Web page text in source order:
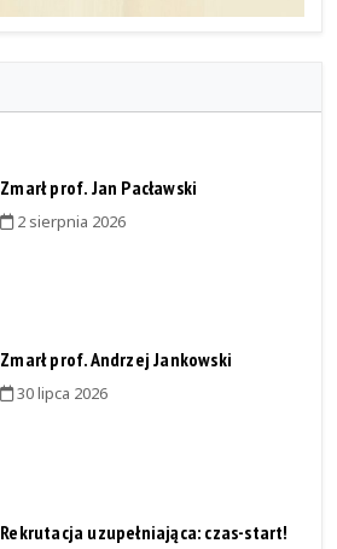
Zmarł prof. Jan Pacławski
2 sierpnia 2026
Zmarł prof. Andrzej Jankowski
30 lipca 2026
Rekrutacja uzupełniająca: czas-start!